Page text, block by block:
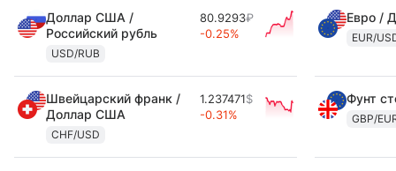
Доллар США /
Российский рубль
USD/RUB
80.9293₽
-0.25%
Евро /
EUR/
Швейцарский франк /
Доллар США
CHF/USD
1.237471$
-0.31%
Фунт
GBP/